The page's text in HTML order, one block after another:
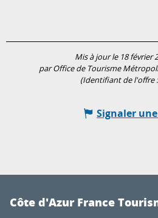
Mis à jour le 18 février
par Office de Tourisme
(Identifiant de l'offre :
Signaler
Côte d'Azur France